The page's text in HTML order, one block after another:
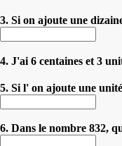
3. Si on ajoute une
4. J'ai 6 centaines et 3
5. Si l' on ajoute une
6. Dans le nombre 832,